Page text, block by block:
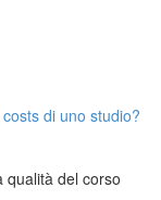
di uno studio?
qualità del corso